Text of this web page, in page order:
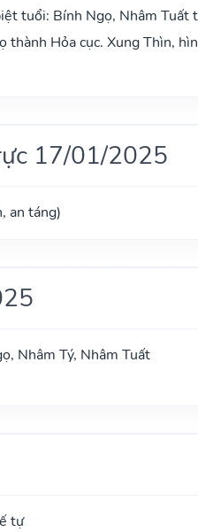
tuổi: Bính Ngọ, Nhâm Tuất
thành Hỏa cục. Xung Thìn,
17/01/2025
an táng)
Nhâm Tý, Nhâm Tuất
tự